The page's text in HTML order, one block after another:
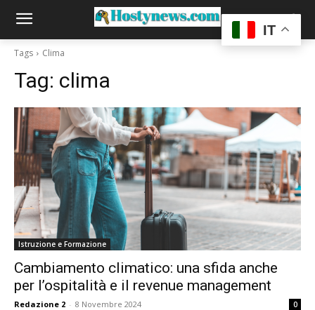
Tags Clima
Tag: clima
Istruzione e Formazione
Cambiamento climatico: una sfida anche
per l’ospitalità e il revenue management
Redazione 2 - 8 Novembre 2024 0
IT